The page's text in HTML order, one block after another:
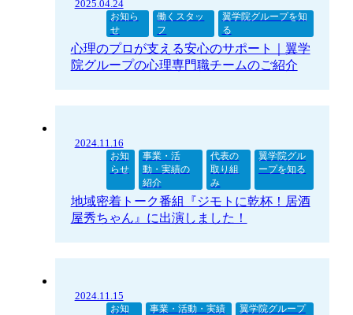
2025.04.24
お知ら
せ
働くスタッ
フ
翼学院グループを知
る
心理のプロが支える安心のサポート｜翼学
院グループの心理専門職チームのご紹介
2024.11.16
お知
らせ
事業・活
動・実績の
紹介
代表の
取り組
み
翼学院グル
ープを知る
地域密着トーク番組『ジモトに乾杯！居酒
屋秀ちゃん』に出演しました！
2024.11.15
お知
事業・活動・実績
翼学院グループ